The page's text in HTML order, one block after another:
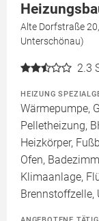
Alte Dorfstraße
Unterschönau)
2.3
HEIZUNG
Wärmepumpe,
Pelletheizung,
Heizkörper,
Ofen,
Klimaanlage,
Brennstoffzelle,